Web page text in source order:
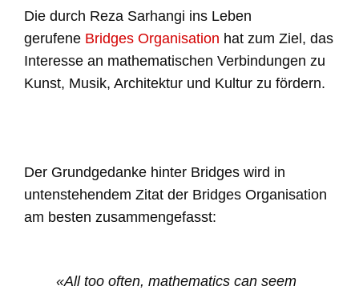
Die durch Reza Sarhangi ins Leben
gerufene Bridges Organisation hat zum Ziel, das
Interesse an mathematischen Verbindungen zu
Kunst, Musik, Architektur und Kultur zu fördern.
Der Grundgedanke hinter Bridges wird in
untenstehendem Zitat der Bridges Organisation
am besten zusammengefasst:
«All too often, mathematics can seem